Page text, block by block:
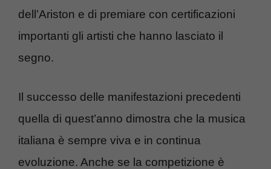
dell’Ariston e di premiare con certificazioni
importanti gli artisti che hanno lasciato il
segno.
Il successo delle manifestazioni precedenti
quella di quest’anno dimostra che la musica
italiana è sempre viva e in continua
evoluzione. Anche se la competizione è